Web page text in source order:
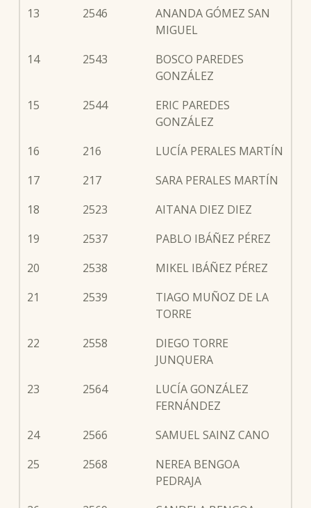
13
2546
ANANDA GÓMEZ SAN
MIGUEL
14
2543
BOSCO PAREDES
GONZÁLEZ
15
2544
ERIC PAREDES
GONZÁLEZ
16
216
LUCÍA PERALES MARTÍN
17
217
SARA PERALES MARTÍN
18
2523
AITANA DIEZ DIEZ
19
2537
PABLO IBÁÑEZ PÉREZ
20
2538
MIKEL IBÁÑEZ PÉREZ
21
2539
TIAGO MUÑOZ DE LA
TORRE
22
2558
DIEGO TORRE
JUNQUERA
23
2564
LUCÍA GONZÁLEZ
FERNÁNDEZ
24
2566
SAMUEL SAINZ CANO
25
2568
NEREA BENGOA
PEDRAJA